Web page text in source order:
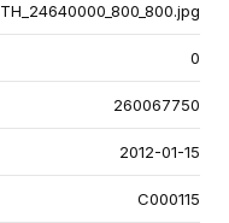
TH_24640000_800_800.jpg
0
260067750
2012-01-15
C000115